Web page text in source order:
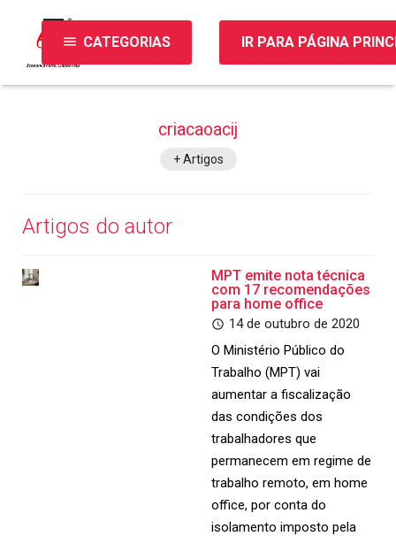
menu CATEGORIAS IR PARA PÁGINA
criacaoacij
+ Artigos
Artigos do autor
MPT emite nota técnica
com 17 recomendações
para home office
14 de outubro de 2020
O Ministério Público do
Trabalho (MPT) vai
aumentar a fiscalização
das condições dos
trabalhadores que
permanecem em regime de
trabalho remoto, em home
office, por conta do
isolamento imposto pela